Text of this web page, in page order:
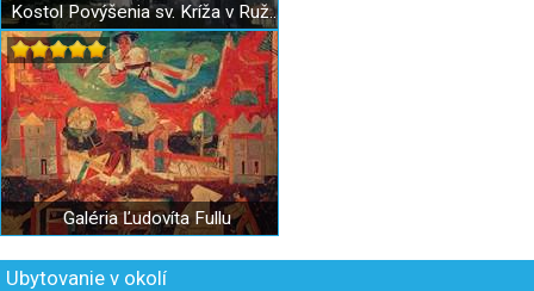
Kostol Povýšenia sv. Kríža v Ružomberku
Galéria Ľudovíta Fullu
Ubytovanie v okolí